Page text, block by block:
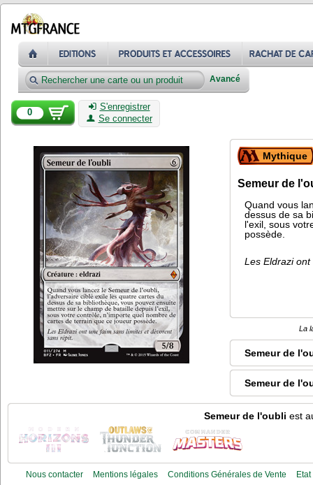
Avancé
0
S'enregistrer
Se connecter
Mythique
Semeur de
Quand vous
dessus de sa
l'exil, sous
possède.
Les Eldrazi
La
Semeur de
Semeur de
Semeur de l'oubli est
Nous contacter Mentions légales Conditions Générales de Vente